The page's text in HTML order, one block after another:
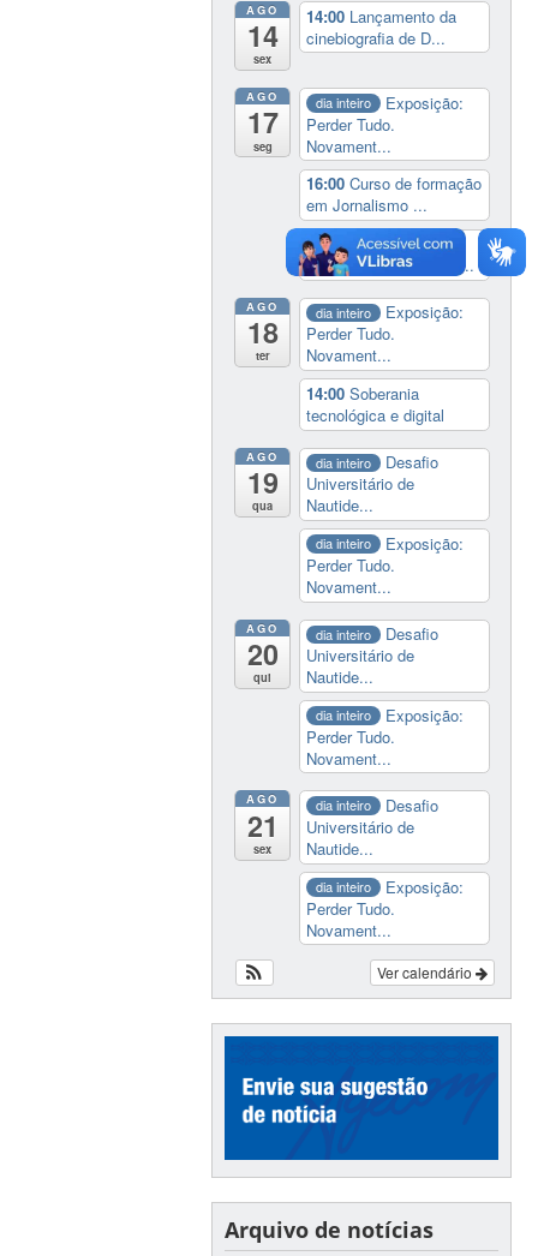
AGO
14
sex
14:00 Lançamento da
cinebiografia de D...
AGO
17
seg
dia inteiro
Exposição:
Perder Tudo.
Novament...
16:00Curso de formação
em Jornalismo ...
19:00 Aula Magna do
IELA: Homenagem ao...
AGO
18
ter
dia inteiro
Exposição:
Perder Tudo.
Novament...
14:00Soberania
tecnológica e digital
AGO
19
qua
dia inteiro
Desafio
Universitário de
Nautide...
dia inteiro
Exposição:
Perder Tudo.
Novament...
AGO
20
qui
dia inteiro
Desafio
Universitário de
Nautide...
dia inteiro
Exposição:
Perder Tudo.
Novament...
AGO
21
sex
dia inteiro
Desafio
Universitário de
Nautide...
dia inteiro
Exposição:
Perder Tudo.
Novament...
Ver calendário
Arquivo de notícias